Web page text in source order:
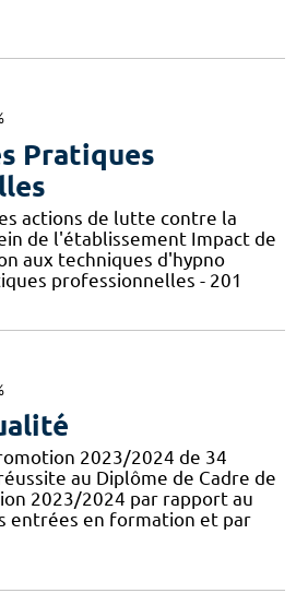
Pratiques
actions de lutte contre la
de l'établissement Impact de
aux techniques d'hypno
professionnelles - 201
2023/2024 de 34
au Diplôme de Cadre de
2023/2024 par rapport au
entrées en formation et par